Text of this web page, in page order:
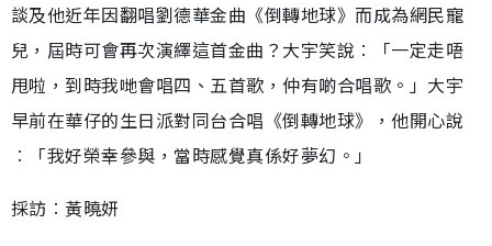
談及他近年因翻唱劉德華金曲《倒轉地球》而成為網民寵
兒，屆時可會再次演繹這首金曲？大宇笑說︰「一定走唔
甩啦，到時我哋會唱四、五首歌，仲有啲合唱歌。」大宇
早前在華仔的生日派對同台合唱《倒轉地球》，他開心說
︰「我好榮幸參與，當時感覺真係好夢幻。」
採訪︰黃曉妍